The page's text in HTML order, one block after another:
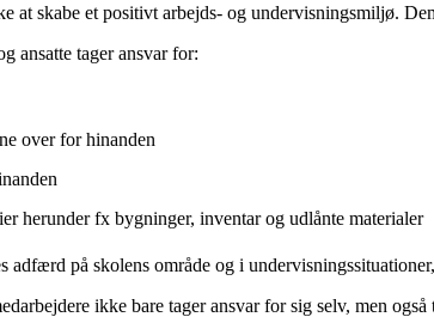
at skabe et positivt arbejds- og undervisningsmiljø.
ansatte tager ansvar for:
over for hinanden
herunder fx bygninger, inventar og udlånte materialer
adfærd på skolens område og i
ikke bare tager ansvar for sig selv, men